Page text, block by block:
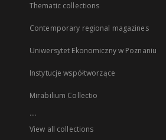
Thematic collections
Contemporary regional magazines
Uniwersytet Ekonomiczny w Poznaniu
Instytucje współtworzące
Mirabilium Collectio
...
View all collections